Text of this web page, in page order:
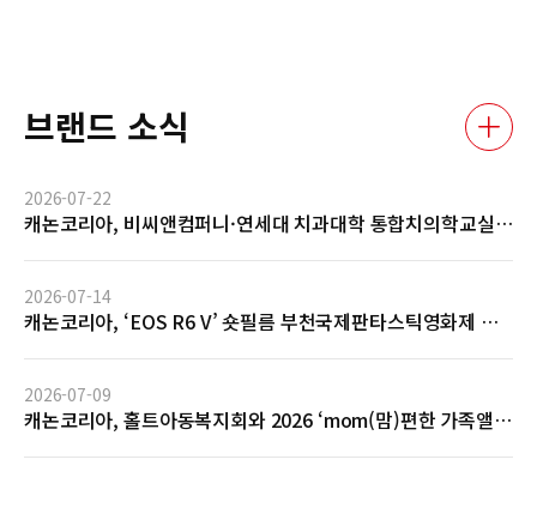
브랜드 소식
2026-07-22
캐논코리아, 비씨앤컴퍼니·연세대 치과대학 통합치의학교실
2026-07-14
캐논코리아, ‘EOS R6 V’ 숏필름 부천국제판타스틱영화제 공
2026-07-09
캐논코리아, 홀트아동복지회와 2026 ‘mom(맘)편한 가족앨